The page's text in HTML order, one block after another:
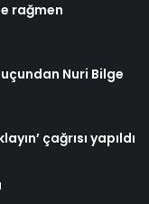
rağmen
Nuri Bilge
çağrısı yapıldı